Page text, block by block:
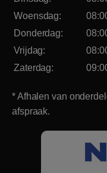
Woensdag:
Donderdag:
Vrijdag:
Zaterdag:
* Afhalen van
afspraak.